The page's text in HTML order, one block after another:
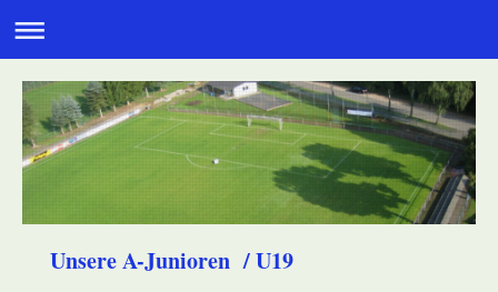
Unsere A-Junioren / U19